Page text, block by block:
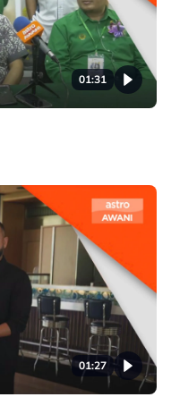
01:31
01:27